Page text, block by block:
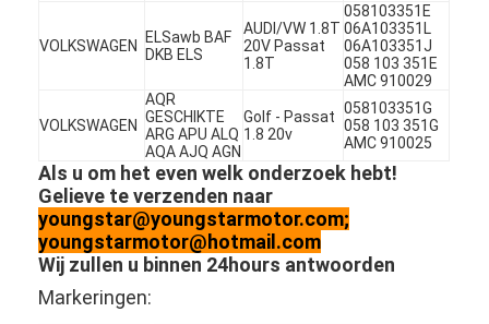
Motor Koppelstang
Motortuimelaar
Motor van een autokleppen
Cilinderkopreparaties
TRAPASkatrol
cilinderkoppakking
VOLKSWAGEN
ELSawb BAF
DKB ELS
AUDI/VW 1.8T
20V Passat
1.8T
058103351E
06A103351L
06A103351J
058 103 351E
AMC 910029
VOLKSWAGEN
AQR
GESCHIKTE
ARG APU ALQ
AQA AJQ AGN
Golf - Passat
1.8 20v
058103351G
058 103 351G
AMC 910025
Als u om het even welk onderzoek hebt!
Gelieve te verzenden naar
youngstar@youngstarmotor.com;
youngstarmotor@hotmail.com
Wij zullen u binnen 24hours antwoorden
Markeringen: